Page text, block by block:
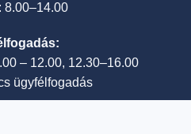
8.00–14.00
– 12.00, 12.30–16.00
ügyfélfogadás